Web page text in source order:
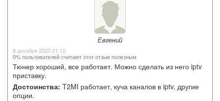
Евгений
8 декабря 2020 21:12
0% пользователей считают этот отзыв полезным
Тюнер хороший, все работает. Можно сделать из него iptv
приставку.
Достоинства: T2MI работает, куча каналов в iptv, другие
опции.